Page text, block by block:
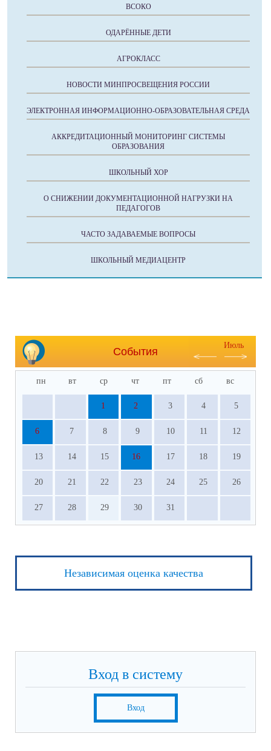
ВСОКО
ОДАРЁННЫЕ ДЕТИ
АГРОКЛАСС
НОВОСТИ МИНПРОСВЕЩЕНИЯ РОССИИ
ЭЛЕКТРОННАЯ ИНФОРМАЦИОННО-ОБРАЗОВАТЕЛЬНАЯ СРЕДА
АККРЕДИТАЦИОННЫЙ МОНИТОРИНГ СИСТЕМЫ
ОБРАЗОВАНИЯ
ШКОЛЬНЫЙ ХОР
О СНИЖЕНИИ ДОКУМЕНТАЦИОННОЙ НАГРУЗКИ НА
ПЕДАГОГОВ
ЧАСТО ЗАДАВАЕМЫЕ ВОПРОСЫ
ШКОЛЬНЫЙ МЕДИАЦЕНТР
События
Июль
пн вт ср чт пт сб вс
1 2 3 4 5
6 7 8 9 10 11 12
13 14 15 16 17 18 19
20 21 22 23 24 25 26
27 28 29 30 31
Независимая оценка качества
Вход в систему
Вход